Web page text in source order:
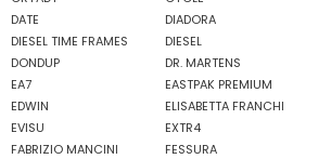
DATE
DIADORA
DIESEL TIME FRAMES
DIESEL
DONDUP
DR. MARTENS
EA7
EASTPAK PREMIUM
EDWIN
ELISABETTA FRANCHI
EVISU
EXTR4
FABRIZIO MANCINI
FESSURA